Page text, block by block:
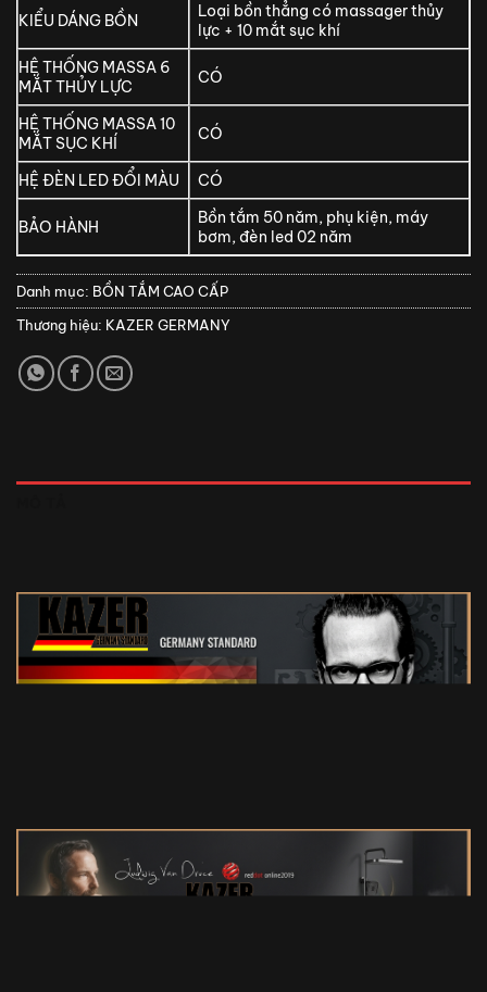
KIỂU DÁNG BỒN
Loại bồn thẳng có massager thủy
lực + 10 mắt sục khí
HỆ THỐNG MASSA 6
MẮT THỦY LỰC
CÓ
HỆ THỐNG MASSA 10
MẮT SỤC KHÍ
CÓ
HỆ ĐÈN LED ĐỔI MÀU CÓ
BẢO HÀNH
Bồn tắm 50 năm, phụ kiện, máy
bơm, đèn led 02 năm
Danh mục: BỒN TẮM CAO CẤP
Thương hiệu: KAZER GERMANY